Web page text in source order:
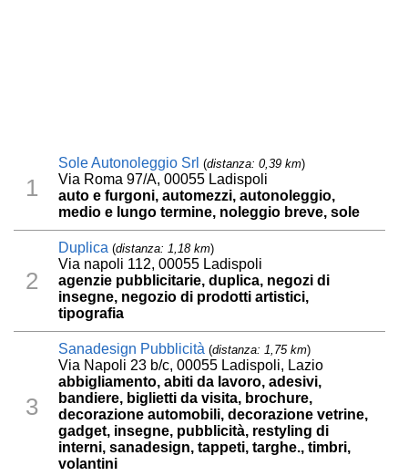
1
Sole Autonoleggio Srl (distanza: 0,39 km)
Via Roma 97/A, 00055 Ladispoli
auto e furgoni, automezzi, autonoleggio,
medio e lungo termine, noleggio breve, sole
2
Duplica (distanza: 1,18 km)
Via napoli 112, 00055 Ladispoli
agenzie pubblicitarie, duplica, negozi di
insegne, negozio di prodotti artistici,
tipografia
3
Sanadesign Pubblicità (distanza: 1,75 km)
Via Napoli 23 b/c, 00055 Ladispoli, Lazio
abbigliamento, abiti da lavoro, adesivi,
bandiere, biglietti da visita, brochure,
decorazione automobili, decorazione vetrine,
gadget, insegne, pubblicità, restyling di
interni, sanadesign, tappeti, targhe., timbri,
volantini